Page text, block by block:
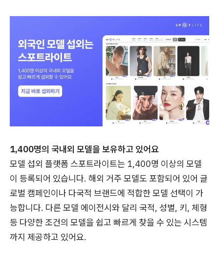
1,400명의 국내외 모델을 보유하고 있어요
모델 섭외 플랫폼 스포트라이트는 1,400명 이상의 모델
이 등록되어 있습니다. 해외 거주 모델도 포함되어 있어 글
로벌 캠페인이나 다국적 브랜드에 적합한 모델 선택이 가
능합니다. 다른 모델 에이전시와 달리 국적, 성별, 키, 체형
등 다양한 조건의 모델을 쉽고 빠르게 찾을 수 있는 시스템
까지 제공하고 있어요.